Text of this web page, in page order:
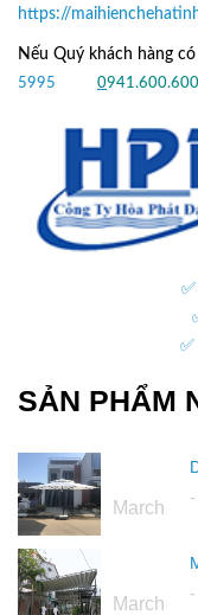
https://
Nếu Quý khách hàng
5995
0941.600.600
SẢN PHẨM
March
March